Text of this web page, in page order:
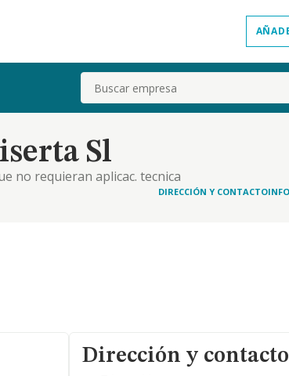
Buscar
Sl
no requieran aplicac. tecnica
seigan ante la administracionDIRECCIÓN Y CONTACTO
Dirección y contacto